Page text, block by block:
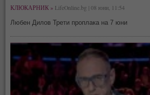
КЛЮКАРНИК » LifeOnline.bg | 08 юни, 11:54
Любен Дилов Трети проплака на 7 юни